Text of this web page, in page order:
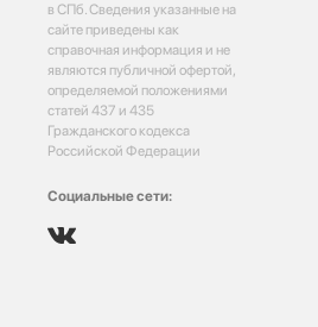
в СПб. Сведения указанные на
сайте приведены как
справочная информация и не
являются публичной офертой,
определяемой положениями
статей 437 и 435
Гражданского кодекса
Российской Федерации
Социальные сети: